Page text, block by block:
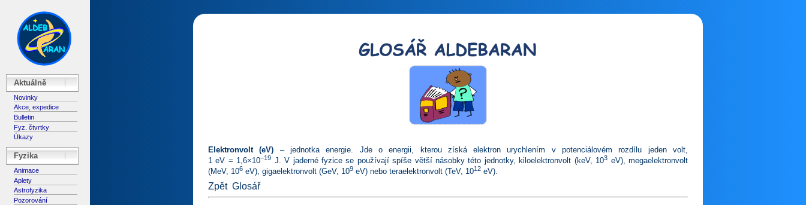
Aktuálně
Novinky
Akce, expedice
Bulletin
Fyz. čtvrtky
Úkazy
Fyzika
Animace
Aplety
Astrofyzika
Pozorování
Elektronvolt (eV) – jednotka energie. Jde o energii, kterou získá elektron urychlením v potenciálovém rozdílu jeden volt,
1 eV = 1,6×10−19 J. V jaderné fyzice se používají spíše větší násobky této jednotky, kiloelektronvolt (keV, 103 eV), megaelektronvolt
(MeV, 106 eV), gigaelektronvolt (GeV, 109 eV) nebo teraelektronvolt (TeV, 1012 eV).
Zpět Glosář